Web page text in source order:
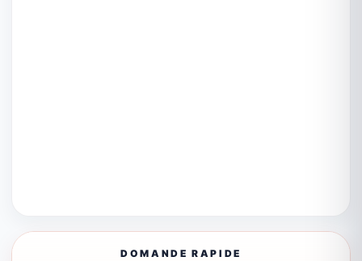
DOMANDE RAPIDE